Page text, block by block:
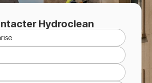
Hydroclean